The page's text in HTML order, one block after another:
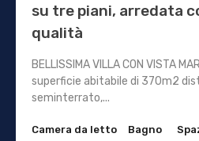
su tre piani, arredata
qualità
BELLISSIMA VILLA CON VISTA
superficie abitabile di 370m2
seminterrato,...
Camera da letto
Bagno